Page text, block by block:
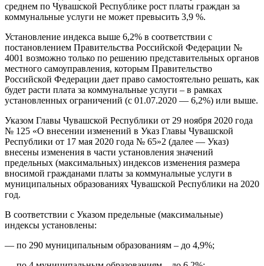
среднем по Чувашской Республике рост платы граждан за
коммунальные услуги не может превысить 3,9 %.
Установление индекса выше 6,2% в соответствии с
постановлением Правительства Российской Федерации №
4001 возможно только по решению представительных органов
местного самоуправления, которым Правительство
Российской Федерации дает право самостоятельно решать, как
будет расти плата за коммунальные услуги – в рамках
установленных ограничений (с 01.07.2020 — 6,2%) или выше.
Указом Главы Чувашской Республики от 29 ноября 2020 года
№ 125 «О внесении изменений в Указ Главы Чувашской
Республики от 17 мая 2020 года № 65»2 (далее — Указ)
внесены изменения в части установления значений
предельных (максимальных) индексов изменения размера
вносимой гражданами платы за коммунальные услуги в
муниципальных образованиях Чувашской Республики на 2020
год.
В соответствии с Указом предельные (максимальные)
индексы установлены:
— по 290 муниципальным образованиям – до 4,9%;